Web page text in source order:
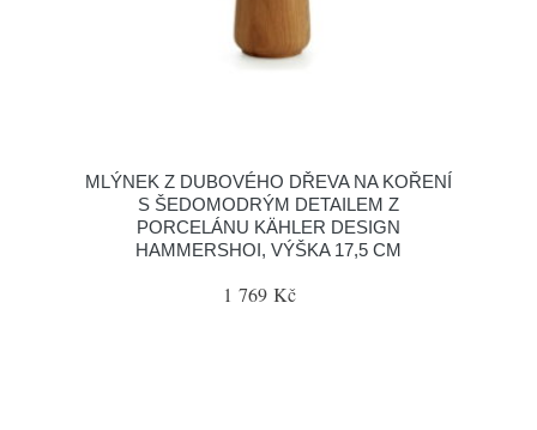
MLÝNEK Z DUBOVÉHO DŘEVA NA KOŘENÍ
S ŠEDOMODRÝM DETAILEM Z
PORCELÁNU KÄHLER DESIGN
HAMMERSHOI, VÝŠKA 17,5 CM
1 769 Kč